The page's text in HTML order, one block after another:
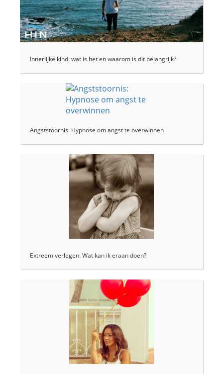
Innerlijke kind: wat is het en waarom is dit belangrijk?
Angststoornis: Hypnose om angst te overwinnen
Extreem verlegen: Wat kan ik eraan doen?